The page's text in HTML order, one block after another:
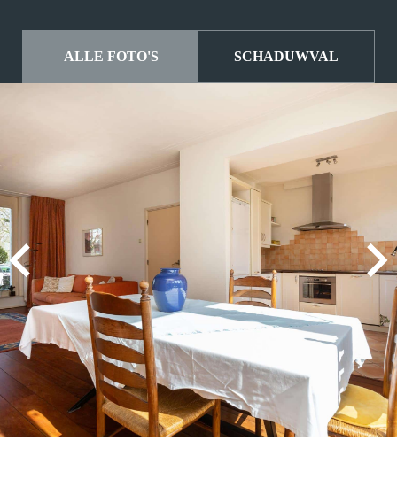
ALLE FOTO'S SCHADUWVAL
9 MEVROUW A. WIJNA
Wij zouden Charles Nagelkerke zeker
aanbevelen als makelaar. Hij geeft goede
adviezen, is zeer punctueel en betrouwbaar.